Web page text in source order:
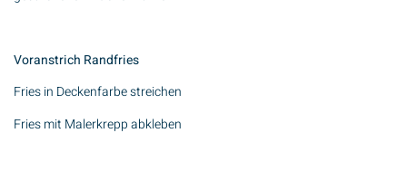
Voranstrich Randfries
Fries in Deckenfarbe streichen
Fries mit Malerkrepp abkleben